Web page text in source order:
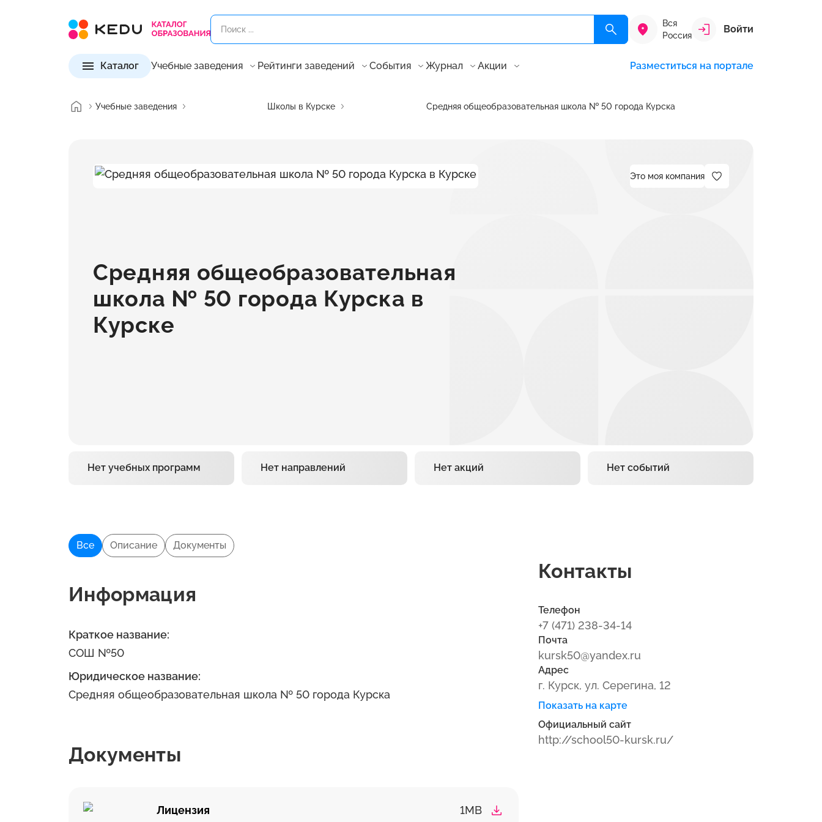
Вся
Россия
Войти
Каталог Учебные заведения Рейтинги заведений События Журнал Акции Разместиться на портале
Учебные заведения Школы в Курске Средняя общеобразовательная школа № 50 города Курска
Это моя компания
Средняя общеобразовательная
школа № 50 города Курска в
Курске
Нет учебных программ Нет направлений Нет акций Нет событий
Все Описание Документы
Информация
Краткое название:
СОШ №50
Юридическое название:
Средняя общеобразовательная школа № 50 города Курска
Документы
Лицензия 1MB
Контакты
Телефон
+7 (471) 238-34-14
Почта
kursk50@yandex.ru
Адрес
г. Курск, ул. Серегина, 12
Показать на карте
Официальный сайт
http://school50-kursk.ru/